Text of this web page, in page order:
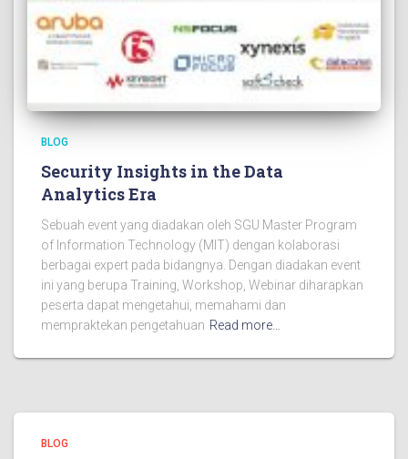
BLOG
Security Insights in the Data
Analytics Era
Sebuah event yang diadakan oleh SGU Master Program
of Information Technology (MIT) dengan kolaborasi
berbagai expert pada bidangnya. Dengan diadakan event
ini yang berupa Training, Workshop, Webinar diharapkan
peserta dapat mengetahui, memahami dan
mempraktekan pengetahuan Read more…
BLOG